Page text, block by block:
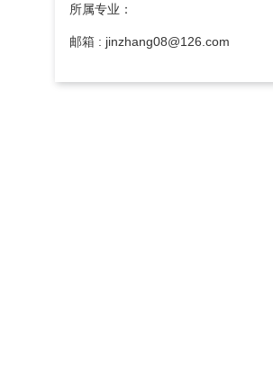
所属专业：
邮箱 : jinzhang08@126.com